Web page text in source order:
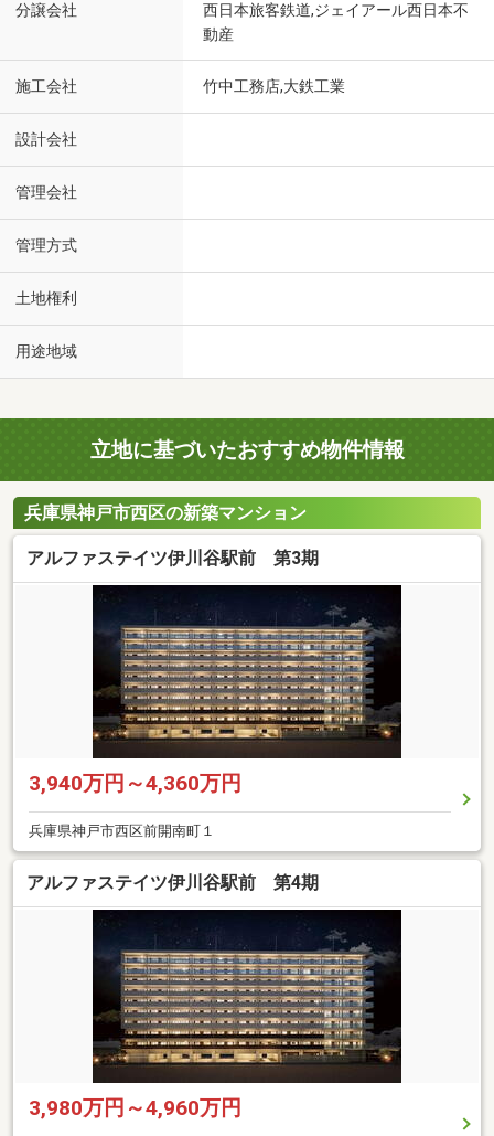
分譲会社
西日本旅客鉄道,ジェイアール西日本不
動産
施工会社 竹中工務店,大鉄工業
設計会社
管理会社
管理方式
土地権利
用途地域
立地に基づいたおすすめ物件情報
兵庫県神戸市西区の新築マンション
アルファステイツ伊川谷駅前 第3期
3,940万円～4,360万円
兵庫県神戸市西区前開南町１
アルファステイツ伊川谷駅前 第4期
3,980万円～4,960万円